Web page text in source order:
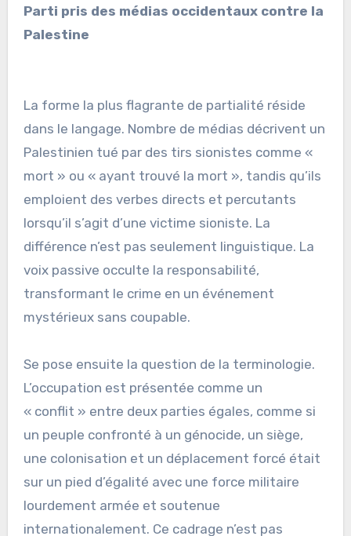
Parti pris des médias occidentaux contre la
Palestine
La forme la plus flagrante de partialité réside
dans le langage. Nombre de médias décrivent un
Palestinien tué par des tirs sionistes comme «
mort » ou « ayant trouvé la mort », tandis qu’ils
emploient des verbes directs et percutants
lorsqu’il s’agit d’une victime sioniste. La
différence n’est pas seulement linguistique. La
voix passive occulte la responsabilité,
transformant le crime en un événement
mystérieux sans coupable.
Se pose ensuite la question de la terminologie.
L’occupation est présentée comme un
« conflit » entre deux parties égales, comme si
un peuple confronté à un génocide, un siège,
une colonisation et un déplacement forcé était
sur un pied d’égalité avec une force militaire
lourdement armée et soutenue
internationalement. Ce cadrage n’est pas